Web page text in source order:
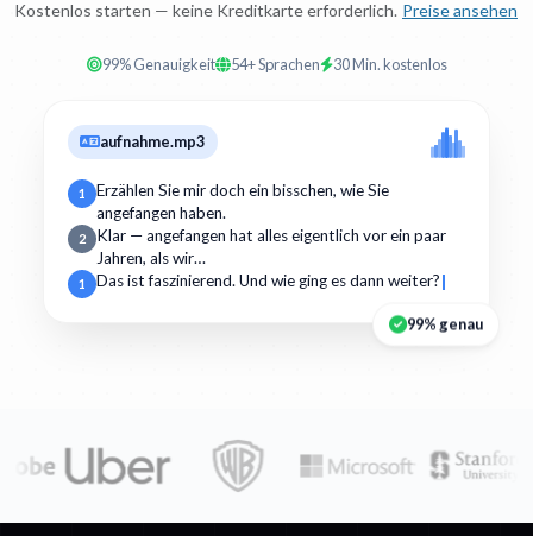
Kostenlos starten — keine Kreditkarte erforderlich. Preise ansehen
99% Genauigkeit 54+ Sprachen 30 Min. kostenlos
aufnahme.mp3
1
Erzählen Sie mir doch ein bisschen, wie Sie
angefangen haben.
2
Klar — angefangen hat alles eigentlich vor ein paar
Jahren, als wir…
1 Das ist faszinierend. Und wie ging es dann weiter?
99% genau